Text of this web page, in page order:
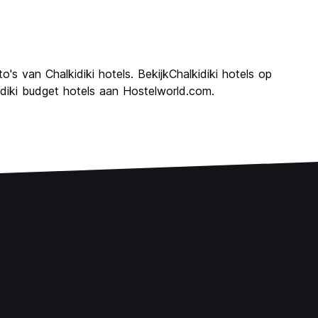
van Chalkidiki hotels. BekijkChalkidiki hotels op
budget hotels aan Hostelworld.com.